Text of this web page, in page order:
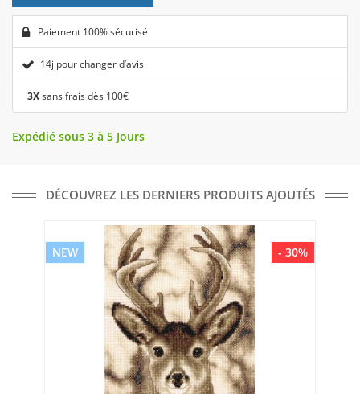
Paiement 100% sécurisé
14j pour changer d’avis
3Xsans frais dès 100€
Expédié sous 3 à 5 Jours
DÉCOUVREZ LES DERNIERS PRODUITS AJOUTÉS
- 30%
NEW